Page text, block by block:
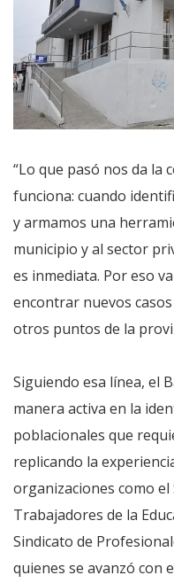
“Lo que pasó nos da la
funciona: cuando
y armamos una
municipio y al sector
es inmediata. Por eso
encontrar nuevos
otros puntos de la
Siguiendo esa línea, el
manera activa en la
poblacionales que
replicando la
organizaciones como el
Trabajadores de la
Sindicato de
quienes se avanzó con